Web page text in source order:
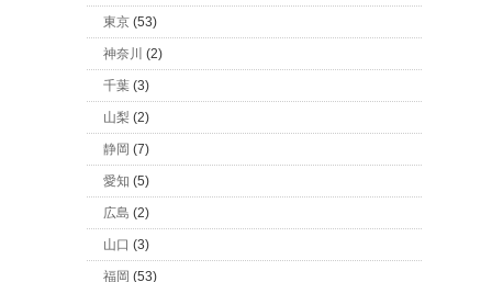
東京 (53)
神奈川 (2)
千葉 (3)
山梨 (2)
静岡 (7)
愛知 (5)
広島 (2)
山口 (3)
福岡 (53)